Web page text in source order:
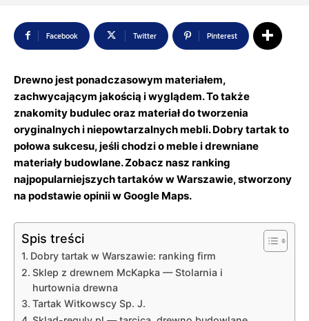
Facebook Twitter Pinterest
Drewno jest ponadczasowym materiałem,
zachwycającym jakością i wyglądem. To także
znakomity budulec oraz materiał do tworzenia
oryginalnych i niepowtarzalnych mebli. Dobry tartak to
połowa sukcesu, jeśli chodzi o meble i drewniane
materiały budowlane. Zobacz nasz ranking
najpopularniejszych tartaków w Warszawie, stworzony
na podstawie opinii w Google Maps.
Spis treści
Dobry tartak w Warszawie: ranking firm
Sklep z drewnem McKapka — Stolarnia i
hurtownia drewna
Tartak Witkowscy Sp. J.